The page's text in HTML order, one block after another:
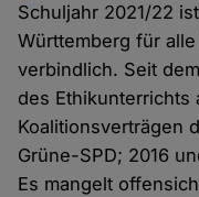
Schuljahr 2021/22
Württemberg für
verbindlich. Seit
des Ethikunterrichts
Koalitionsverträgen
Grüne-SPD; 2016
Es mangelt